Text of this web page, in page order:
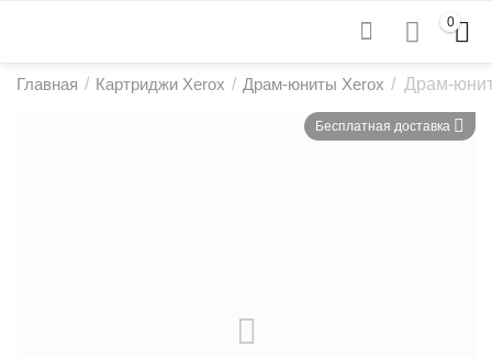
0
Главная / Картриджи Xerox / Драм-юниты Xerox / Драм-
Бесплатная доставка